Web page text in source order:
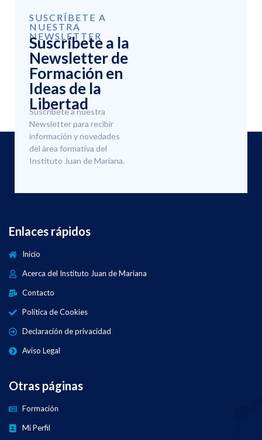
SUSCRÍBETE A
NUESTRA
NEWSLETTER
Suscríbete a la
Newsletter de
Formación en
Ideas de la
Libertad
Suscríbete a nuestra
Newsletter para recibir
información y novedades
del área formativa del
Instituto Juan de Mariana.
Enlaces rápidos
Inicio
Acerca del Instituto Juan de Mariana
Contacto
Política de Cookies
Declaración de privacidad
Aviso Legal
Otras páginas
Formación
Mi Perfil